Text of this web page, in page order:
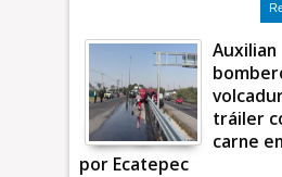
Auxilian
tráiler
carne
por Ecatepec